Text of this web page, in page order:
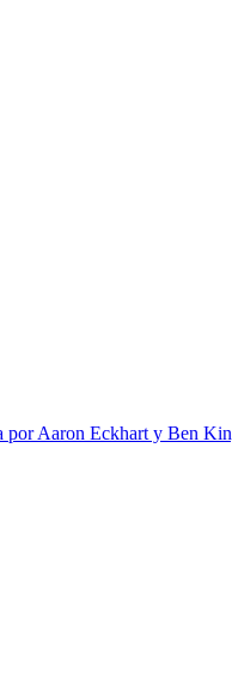
Aaron Eckhart y Ben